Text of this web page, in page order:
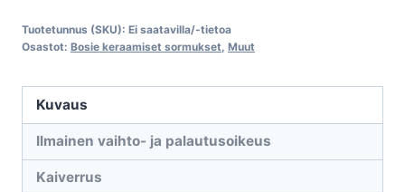
määrä
Tuotetunnus (SKU): Ei saatavilla/-tietoa
Osastot: Bosie keraamiset sormukset, Muut
Kuvaus
Ilmainen vaihto- ja palautusoikeus
Kaiverrus